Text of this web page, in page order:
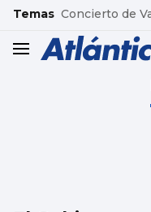
common.go-to-content
Temas Concierto de
header.menu.open